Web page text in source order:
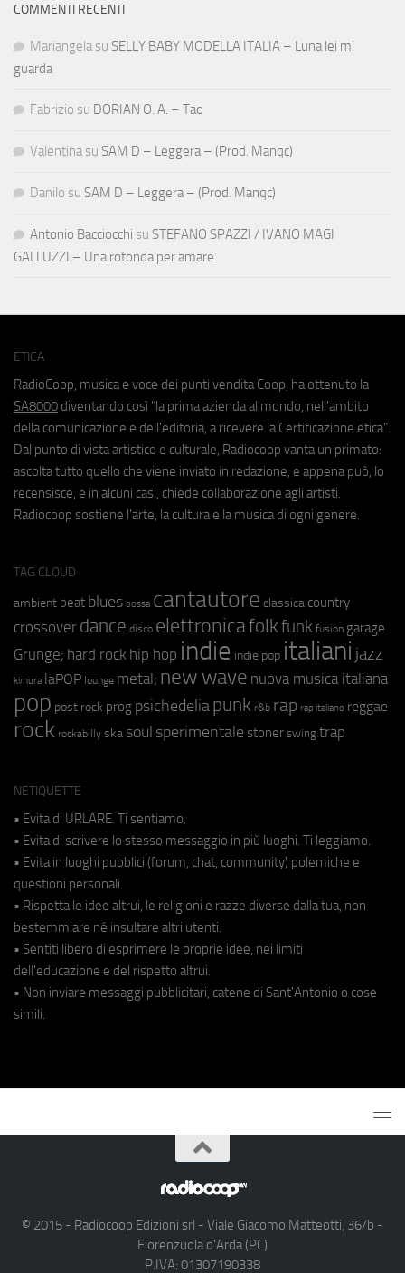
COMMENTI RECENTI
Mariangela su SELLY BABY MODELLA ITALIA – Luna lei mi
guarda
Fabrizio su DORIAN O. A. – Tao
Valentina su SAM D – Leggera – (Prod. Manqc)
Danilo su SAM D – Leggera – (Prod. Manqc)
Antonio Bacciocchi su STEFANO SPAZZI / IVANO MAGI
GALLUZZI – Una rotonda per amare
ETICA
RadioCoop, musica e voce dei punti vendita Coop, ha ottenuto la
SA8000 diventando così "la prima azienda al mondo, nell'ambito
della comunicazione e dell'editoria, a ricevere la Certificazione etica".
Dal punto di vista artistico e culturale, Radiocoop vanta un primato:
ascolta tutto quello che viene inviato in redazione, e appena può, lo
recensisce, e in alcuni casi, chiede collaborazione agli artisti.
Radiocoop sostiene l'arte, la cultura e la musica di ogni genere.
TAG CLOUD
ambient beat blues bossa cantautore classica country
crossover dance disco elettronicafolkfunk fusion garage
Grunge; hard rock hip hop indie indie pop italiani jazz
kimura laPOP lounge metal; new wave nuova musica italiana
pop post rock prog psichedeliapunk r&b rap rap italiano reggae
rock rockabilly ska soul sperimentale stoner swing trap
NETIQUETTE
• Evita di URLARE. Ti sentiamo.
• Evita di scrivere lo stesso messaggio in più luoghi. Ti leggiamo.
• Evita in luoghi pubblici (forum, chat, community) polemiche e
questioni personali.
• Rispetta le idee altrui, le religioni e razze diverse dalla tua, non
bestemmiare né insultare altri utenti.
• Sentiti libero di esprimere le proprie idee, nei limiti
dell'educazione e del rispetto altrui.
• Non inviare messaggi pubblicitari, catene di Sant'Antonio o cose
simili.
© 2015 - Radiocoop Edizioni srl - Viale Giacomo Matteotti, 36/b -
Fiorenzuola d'Arda (PC)
P.IVA: 01307190338